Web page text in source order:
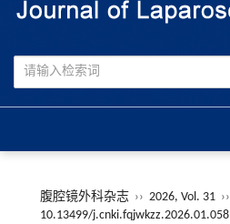
腹腔镜外科杂志 ›› 2026, Vol. 31 ››
10.13499/j.cnki.fqjwkzz.2026.01.058